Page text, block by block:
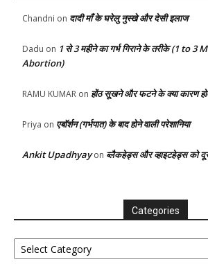
Chandni on दादी माँ के घरेलु नुस्खे और देसी इलाज
Dadu on 1 से 3 महीने का गर्भ गिराने के तरीके (1 to
Abortion)
RAMU KUMAR on होंठ सूखने और फटने के क्या कारण
Priya on एबॉर्शन (गर्भपात) के बाद होने वाली परेशानिया
Ankit Upadhyayon ब्लैकहेड्स और व्हाइटहेड्स को
Categories
Categories